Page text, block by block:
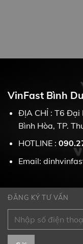
VinFast Bình
ĐỊA CHỈ : T6 Đại
Bình Hòa, TP.
HOTLINE :
Email:
ĐĂNG KÝ TƯ VẤN